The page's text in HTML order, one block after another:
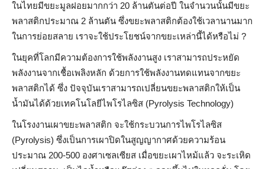
ในไทยมีขยะมูลฝอยมากกว่า 20 ล้านตันต่อปี ในจำนวนนั้นมีขยะ
พลาสติกประมาณ 2 ล้านตัน ซึ่งขยะพลาสติกต้องใช้เวลานานมาก
ในการย่อยสลาย เราจะใช้ประโยชน์จากขยะเหล่านี้ได้หรือไม่ ?
ในยุคที่โลกมีความต้องการใช้พลังงานสูง เราสามารถประหยัด
พลังงานจากเชื้อเพลิงหลัก ด้วยการใช้พลังงานทดแทนจากขยะ
พลาสติกได้ ซึ่ง ปัจจุบันเราสามารถเปลี่ยนขยะพลาสติกให้เป็น
น้ำมันได้ด้วยเทคโนโลยีไพโรไลซิส (Pyrolysis Technology)
ในโรงงานเผาขยะพลาสติก จะใช้กระบวนการไพโรไลซิส
(Pyrolysis) ซึ่งเป็นการเผาปิดในสูญญากาศด้วยความร้อน
ประมาณ 200-500 องศาเซลเซียส เมื่อขยะเผาไหม้แล้ว จะระเหิด